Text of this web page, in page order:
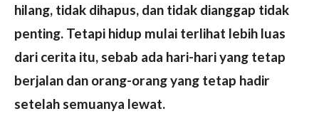
hilang, tidak dihapus, dan tidak dianggap tidak
penting. Tetapi hidup mulai terlihat lebih luas
dari cerita itu, sebab ada hari-hari yang tetap
berjalan dan orang-orang yang tetap hadir
setelah semuanya lewat.